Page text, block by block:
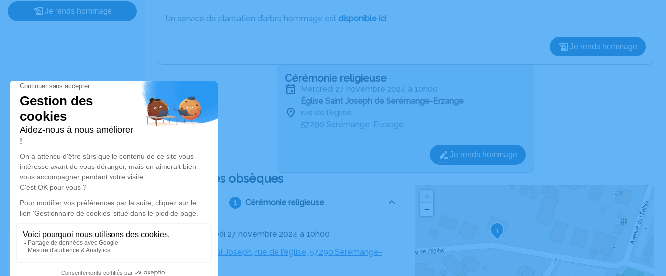
Je rends hommage
Un service de plantation d’arbre hommage est disponible ici.
Je rends hommage
Cérémonie religieuse
mercredi 27 novembre 2024 à 10h00
Église Saint Joseph de Serémange-Erzange
rue de l'église
57290 Serémange-Erzange
Je rends hommage
Déroulé des obsèques
Cérémonie religieuse
Le mercredi 27 novembre 2024 à 10h00
Église Saint Joseph, rue de l'église, 57290 Serémange-
1
−